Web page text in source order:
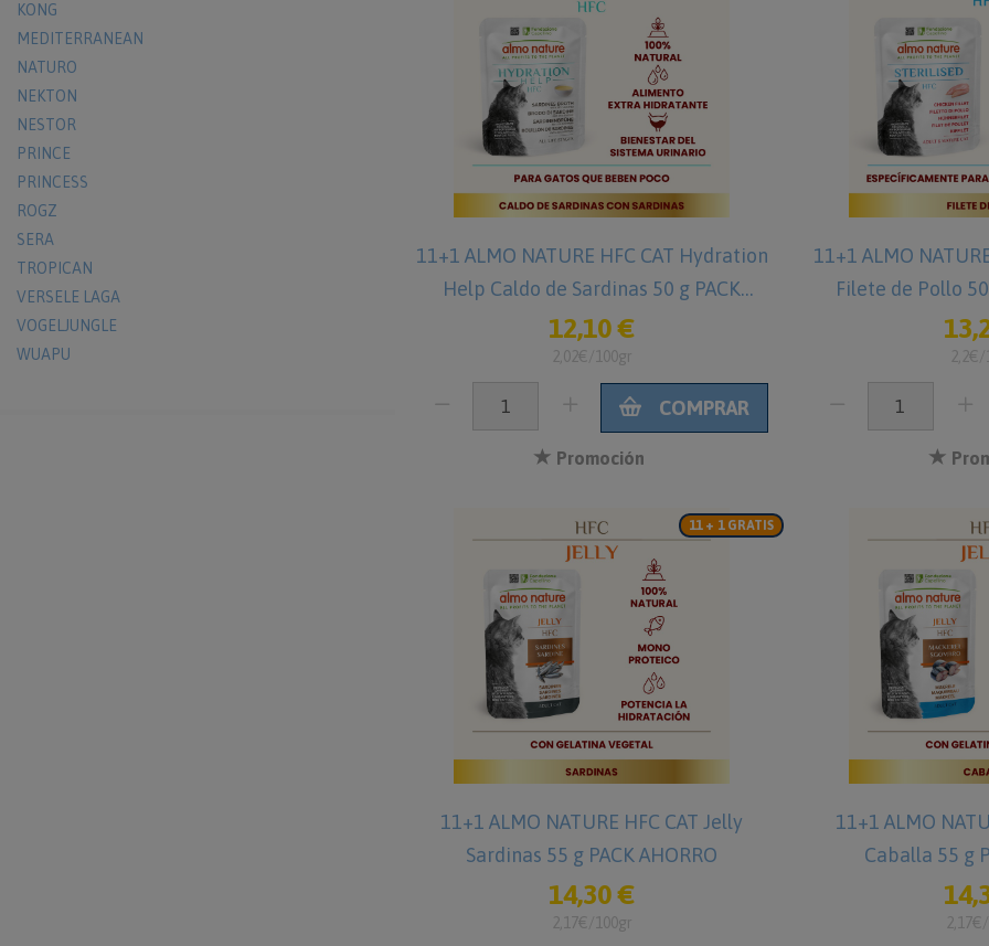
KONG
MEDITERRANEAN
NATURO
NEKTON
NESTOR
PRINCE
PRINCESS
ROGZ
SERA
TROPICAN
VERSELE LAGA
VOGELJUNGLE
WUAPU
11+1 ALMO NATURE HFC CAT Hydration
Help Caldo de Sardinas 50 g PACK
AHORRO
12,10 €
2,02€/100gr
COMPRAR
Promoción
11+1 ALMO
Filete de Pollo 50
2,2€/
11 + 1 GRATIS
11+1 ALMO NATURE HFC CAT Jelly
Sardinas 55 g PACK AHORRO
14,30 €
2,17€/100gr
11+1 ALMO
Caballa 55 g